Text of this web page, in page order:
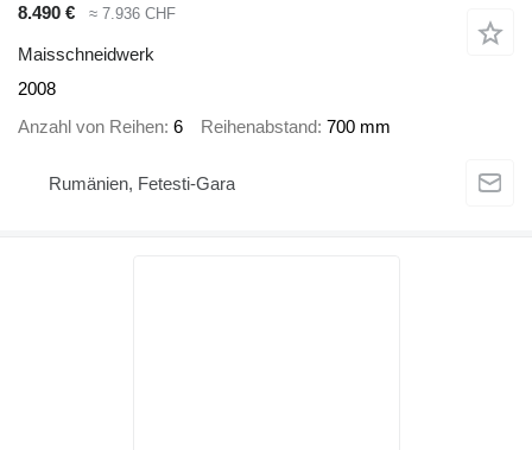
8.490 €
≈ 7.936 CHF
Maisschneidwerk
2008
Anzahl von Reihen 6 Reihenabstand 700 mm
Rumänien, Fetesti-Gara